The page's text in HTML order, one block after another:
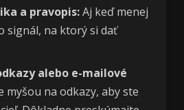
a pravopis:Aj keď menej
signál, na ktorý si dať
alebo e-mailové
myšou na odkazy, aby ste